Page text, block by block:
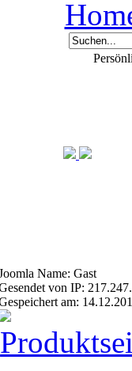
Name: Gast
von IP:
am: